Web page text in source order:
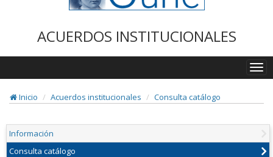
ACUERDOS INSTITUCIONALES
Inicio
Acuerdos institucionales Consulta catálogo
Información
Consulta catálogo